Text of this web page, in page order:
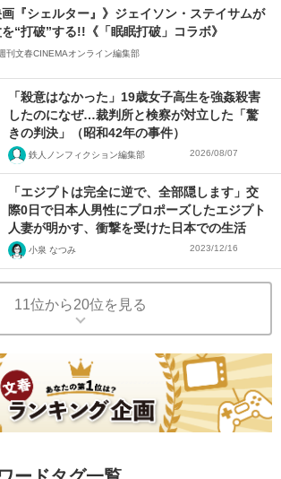
画『シェルター』》ジェイソン・ステイサムが
“打破”する!!《「眠眠打破」コラボ》
刊文春CINEMAオンライン編集部
「殺意はなかった」19歳女子高生を強姦殺害
したのになぜ…裁判所と検察が対立した「驚
きの判決」（昭和42年の事件）
鉄人ノンフィクション編集部 2026/08/07
「エジプトは完全に逆で、全部隠します」交
際0日で日本人男性にプロポーズしたエジプト
人妻が明かす、衝撃を受けた日本での生活
小泉 なつみ 2023/12/16
11位から20位を見る